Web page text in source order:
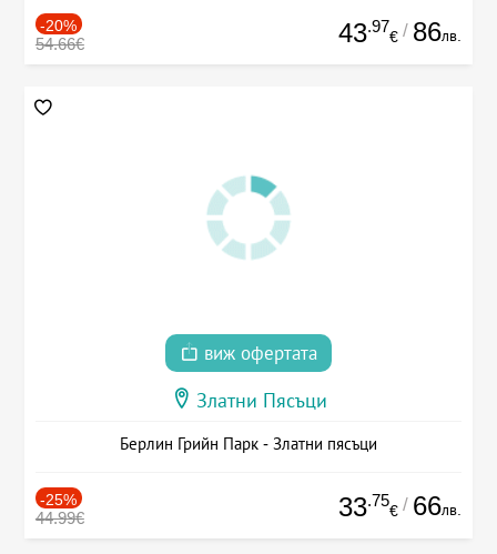
-20%
54.66€ 43.97
€ / 86лв.
виж офертата
Златни Пясъци
Берлин Грийн Парк - Златни пясъци
-25%
44.99€ 33.75
€ / 66лв.